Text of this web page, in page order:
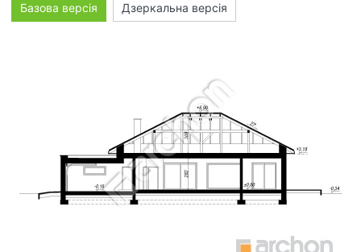
Базова версія Дзеркальна версія